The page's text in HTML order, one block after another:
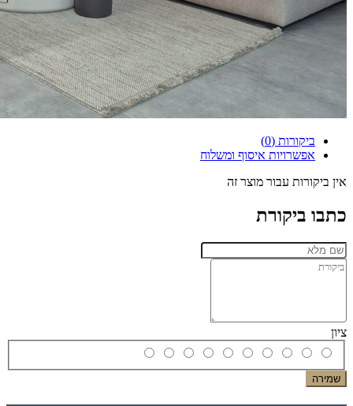
ביקורות (0)
אפשרויות איסוף ומשלוח
אין ביקורות עבור מוצר זה
כתבו ביקורת
ציון
שמירה